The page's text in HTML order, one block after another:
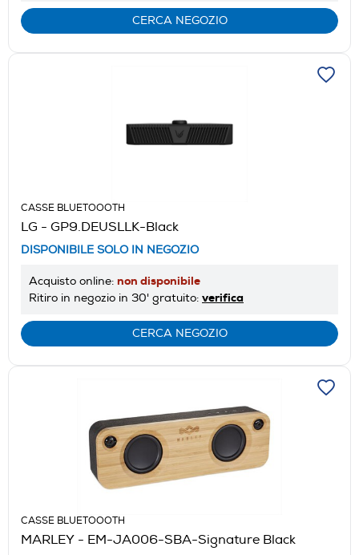
CERCA NEGOZIO
CASSE BLUETOOOTH
LG - GP9.DEUSLLK-Black
DISPONIBILE SOLO IN NEGOZIO
Acquisto online: non disponibile
Ritiro in negozio in 30' gratuito: verifica
CERCA NEGOZIO
CASSE BLUETOOOTH
MARLEY - EM-JA006-SBA-Signature Black